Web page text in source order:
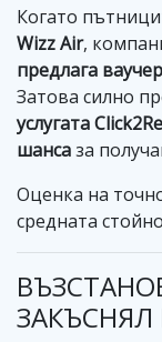
Когато
Wizz Air,
предлага
Затова силно
услугата
шансаза
Оценка на
средната